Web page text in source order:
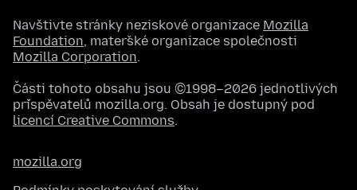
Navštivte stránky neziskové organizace Mozilla
Foundation, mateřské organizace společnosti
Mozilla Corporation.
Části tohoto obsahu jsou ©1998–2026 jednotlivých
přispěvatelů mozilla.org. Obsah je dostupný pod
licencí Creative Commons.
mozilla.org